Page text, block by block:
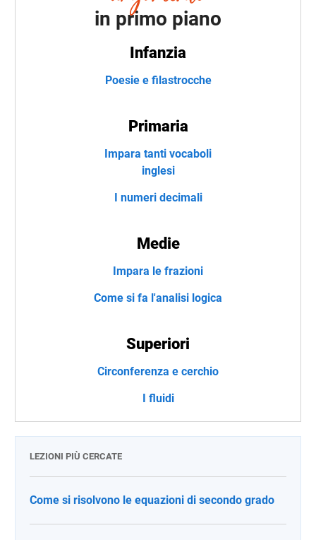
in primo piano
Infanzia
Poesie e filastrocche
Primaria
Impara tanti vocaboli
inglesi
I numeri decimali
Medie
Impara le frazioni
Come si fa l'analisi logica
Superiori
Circonferenza e cerchio
I fluidi
LEZIONI PIÙ CERCATE
Come si risolvono le equazioni di secondo grado